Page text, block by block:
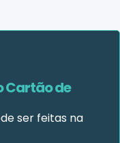
Cartão de
ser feitas na